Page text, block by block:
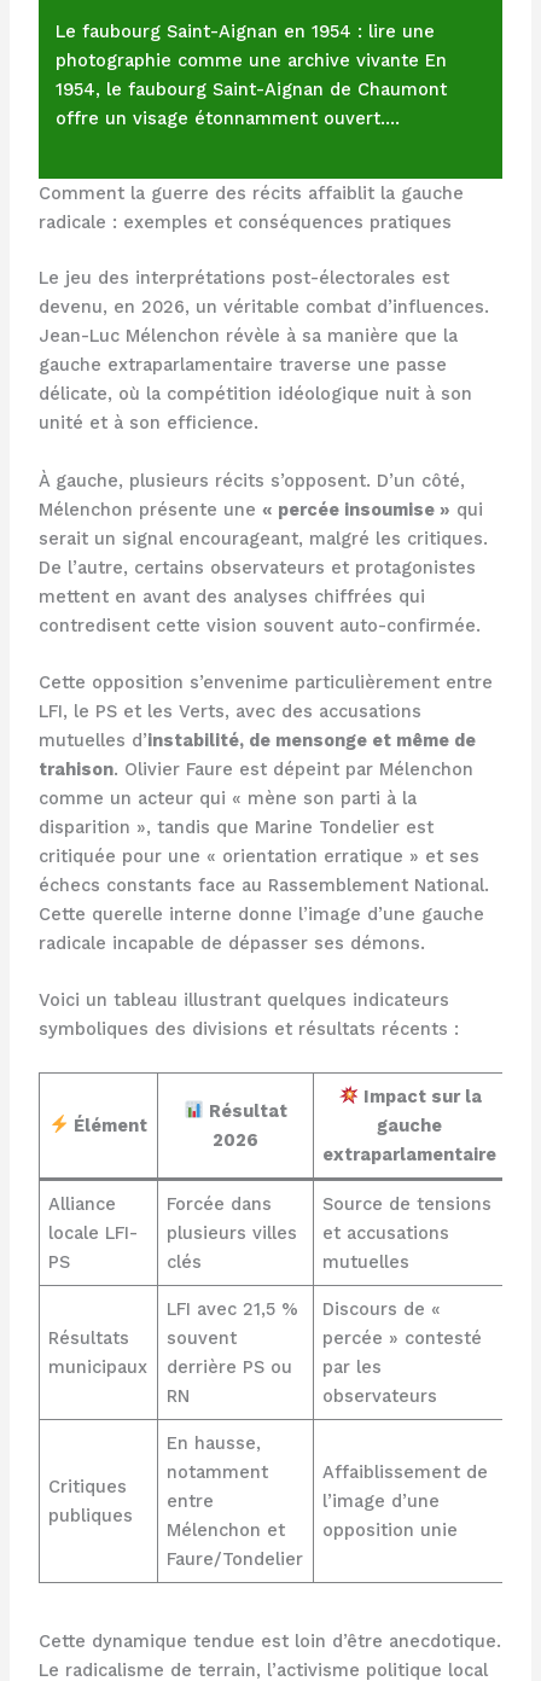
Le faubourg Saint-Aignan en 1954 : lire une
photographie comme une archive vivante En
1954, le faubourg Saint-Aignan de Chaumont
offre un visage étonnamment ouvert.…
Comment la guerre des récits affaiblit la gauche
radicale : exemples et conséquences pratiques
Le jeu des interprétations post-électorales est
devenu, en 2026, un véritable combat d’influences.
Jean-Luc Mélenchon révèle à sa manière que la
gauche extraparlamentaire traverse une passe
délicate, où la compétition idéologique nuit à son
unité et à son efficience.
À gauche, plusieurs récits s’opposent. D’un côté,
Mélenchon présente une « percée insoumise » qui
serait un signal encourageant, malgré les critiques.
De l’autre, certains observateurs et protagonistes
mettent en avant des analyses chiffrées qui
contredisent cette vision souvent auto-confirmée.
Cette opposition s’envenime particulièrement entre
LFI, le PS et les Verts, avec des accusations
mutuelles d’instabilité, de mensonge et même de
trahison. Olivier Faure est dépeint par Mélenchon
comme un acteur qui « mène son parti à la
disparition », tandis que Marine Tondelier est
critiquée pour une « orientation erratique » et ses
échecs constants face au Rassemblement National.
Cette querelle interne donne l’image d’une gauche
radicale incapable de dépasser ses démons.
Voici un tableau illustrant quelques indicateurs
symboliques des divisions et résultats récents :
Élément
Résultat
2026
Impact sur la
gauche
extraparlamentaire
Alliance
locale LFI-
PS
Forcée dans
plusieurs villes
clés
Source de tensions
et accusations
mutuelles
Résultats
municipaux
LFI avec 21,5 %
souvent
derrière PS ou
RN
Discours de «
percée » contesté
par les
observateurs
Critiques
publiques
En hausse,
notamment
entre
Mélenchon et
Faure/Tondelier
Affaiblissement de
l’image d’une
opposition unie
Cette dynamique tendue est loin d’être anecdotique.
Le radicalisme de terrain, l’activisme politique local